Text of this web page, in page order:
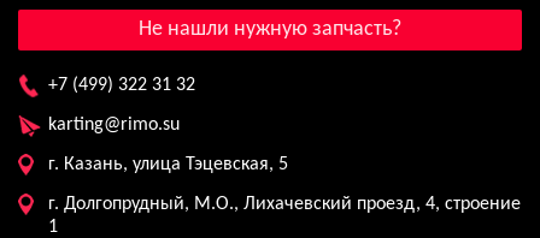
Не нашли нужную запчасть?
+7 (499) 322 31 32
karting@rimo.su
г. Казань, улица Тэцевская, 5
г. Долгопрудный, М.О., Лихачевский проезд, 4, строение
1